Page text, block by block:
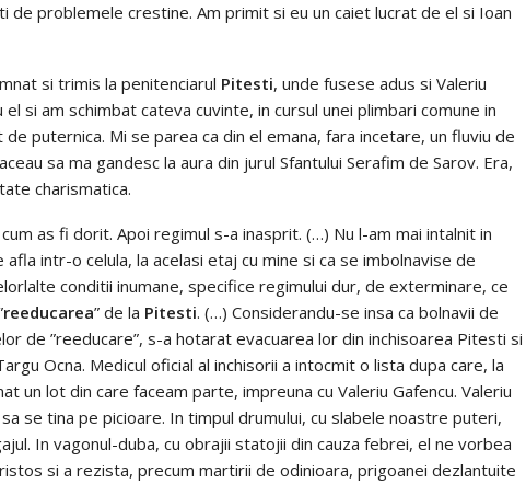
de problemele crestine. Am primit si eu un caiet lucrat de el si Ioan
si trimis la penitenciarul Pitesti, unde fusese adus si Valeriu
si am schimbat cateva cuvinte, in cursul unei plimbari comune in
puternica. Mi se parea ca din el emana, fara incetare, un fluviu de
sa ma gandesc la aura din jurul Sfantului Serafim de Sarov. Era,
charismatica.
as fi dorit. Apoi regimul s-a inasprit. (…) Nu l-am mai intalnit in
afla intr-o celula, la acelasi etaj cu mine si ca se imbolnavise de
conditii inumane, specifice regimului dur, de exterminare, ce
reeducarea” de la Pitesti. (…) Considerandu-se insa ca bolnavii de
de ”reeducare”, s-a hotarat evacuarea lor din inchisoarea Pitesti si
Ocna. Medicul oficial al inchisorii a intocmit o lista dupa care, la
un lot din care faceam parte, impreuna cu Valeriu Gafencu. Valeriu
se tina pe picioare. In timpul drumului, cu slabele noastre puteri,
In vagonul-duba, cu obrajii statojii din cauza febrei, el ne vorbea
si a rezista, precum martirii de odinioara, prigoanei dezlantuite